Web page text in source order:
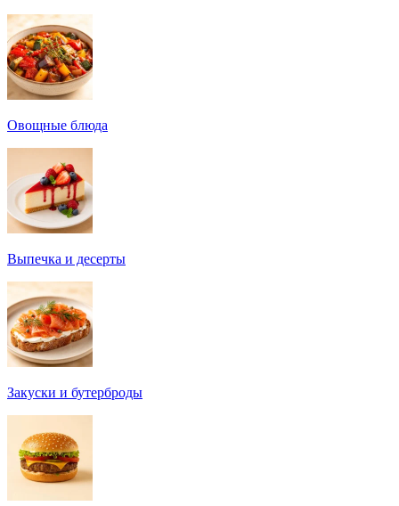
Овощные блюда
Выпечка и десерты
Закуски и бутерброды